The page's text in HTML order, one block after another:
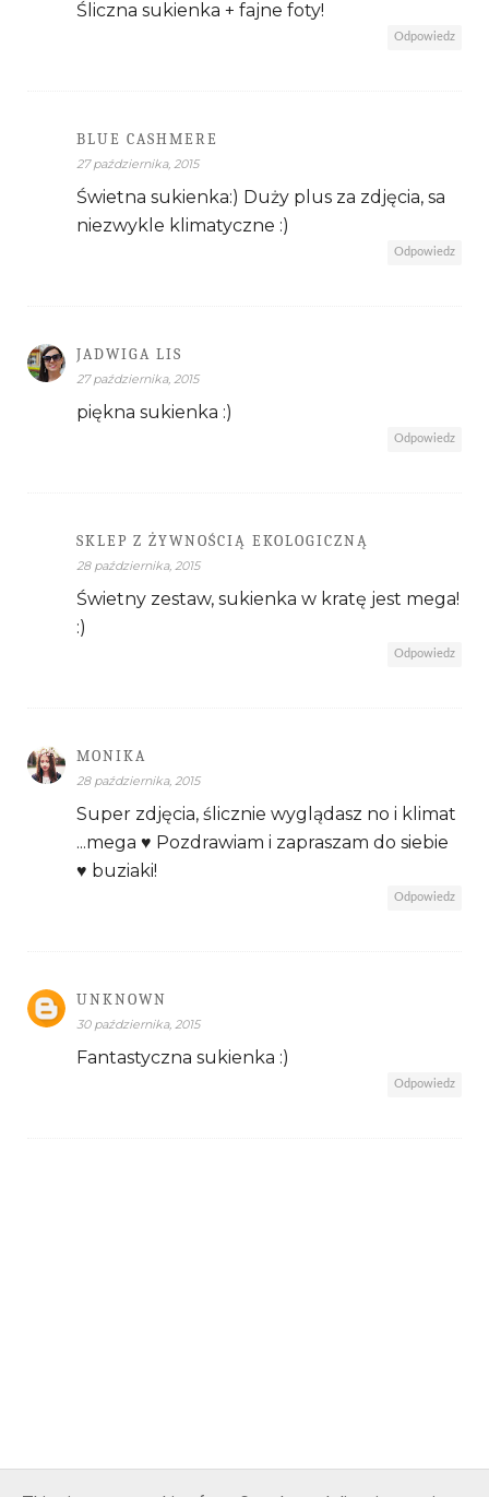
Śliczna sukienka + fajne foty!
Odpowiedz
BLUE CASHMERE
27 października, 2015
Świetna sukienka:) Duży plus za zdjęcia, sa
niezwykle klimatyczne :)
Odpowiedz
JADWIGA LIS
27 października, 2015
piękna sukienka :)
Odpowiedz
SKLEP Z ŻYWNOŚCIĄ EKOLOGICZNĄ
28 października, 2015
Świetny zestaw, sukienka w kratę jest mega!
:)
Odpowiedz
MONIKA
28 października, 2015
Super zdjęcia, ślicznie wyglądasz no i klimat
...mega ♥ Pozdrawiam i zapraszam do siebie
♥ buziaki!
Odpowiedz
UNKNOWN
30 października, 2015
Fantastyczna sukienka :)
Odpowiedz